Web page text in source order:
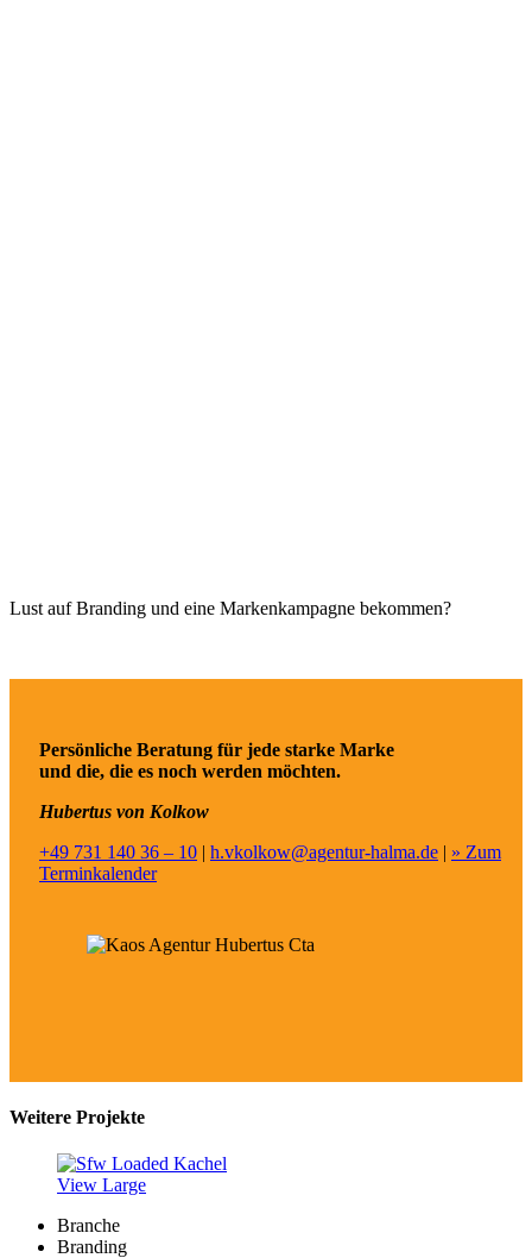
Lust auf Branding und eine Markenkampagne bekommen?
Persönliche Beratung für jede starke Marke
und die, die es noch werden möchten.
Hubertus von Kolkow
+49 731 140 36 – 10 | h.vkolkow@agentur-halma.de | » Zum
Terminkalender
Weitere Projekte
View Large
Branche
Branding